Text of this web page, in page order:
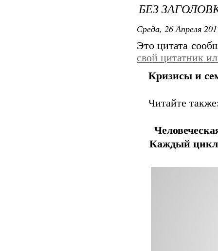
БЕЗ
Среда, 26 Апреля
Это цитата
свой цитатник
Кризисы и
Читайте
Каждый цикл